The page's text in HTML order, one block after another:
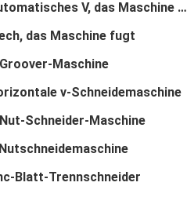
Automatisches V, das Maschine fugt
das Maschine fugt
Maschine
v-Schneidemaschine
Schneider-Maschine
Blatt-Trennschneider